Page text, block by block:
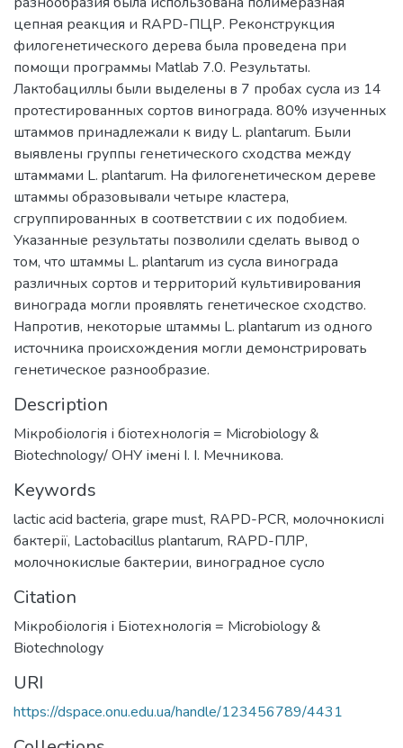
цепная реакция и RAPD-ПЦР. Реконструкция
филогенетического дерева была проведена при
помощи программы Matlab 7.0. Результаты.
Лактобациллы были выделены в 7 пробах сусла из 14
протестированных сортов винограда. 80% изученных
штаммов принадлежали к виду L. plantarum. Были
выявлены группы генетического сходства между
штаммами L. plantarum. На филогенетическом дереве
штаммы образовывали четыре кластера,
сгруппированных в соответствии с их подобием.
Указанные результаты позволили сделать вывод о
том, что штаммы L. plantarum из сусла винограда
различных сортов и территорий культивирования
винограда могли проявлять генетическое сходство.
Напротив, некоторые штаммы L. plantarum из одного
источника происхождения могли демонстрировать
генетическое разнообразие.
Description
Мікробіологія і біотехнологія = Microbiology &
Biotechnology/ ОНУ імені І. І. Мечникова.
Keywords
lactic acid bacteria, grape must, RAPD-PCR, молочнокислі
бактерії, Lactobacillus plantarum, RAPD-ПЛР,
молочнокислые бактерии, виноградное сусло
Citation
Мікробіологія і Біотехнологія = Microbiology &
Biotechnology
URI
https://dspace.onu.edu.ua/handle/123456789/4431